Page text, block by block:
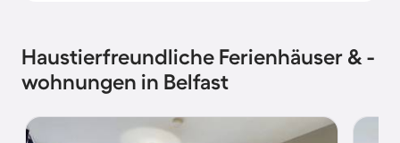
Haustierfreundliche Ferienhäuser & -
wohnungen in Belfast